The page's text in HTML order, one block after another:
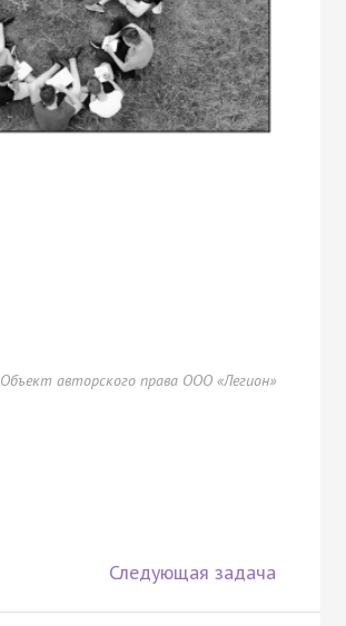
Объект авторского права ООО «Легион»
Следующая задача